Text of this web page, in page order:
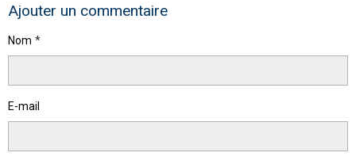
Ajouter un commentaire
Nom
E-mail